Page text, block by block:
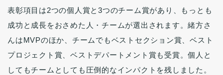
表彰項目は2つの個人賞と3つのチーム賞があり、もっとも
成功と成長をおさめた人・チームが選出されます。緒方さ
んはMVPのほか、チームでもベストセクション賞、ベスト
プロジェクト賞、ベストデパートメント賞も受賞。個人と
してもチームとしても圧倒的なインパクトを残しました。